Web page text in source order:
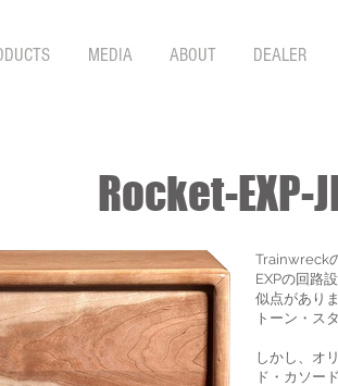
MEDIA ABOUT DEALER
Rocket-EXP-
Trainwreck
EXPの回路
似点があり
トーン・ス
しかし、オ
ド・カソー